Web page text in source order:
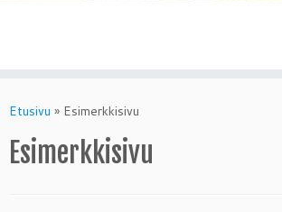
toEtusivu » Esimerkkisivu
Esimerkkisivu